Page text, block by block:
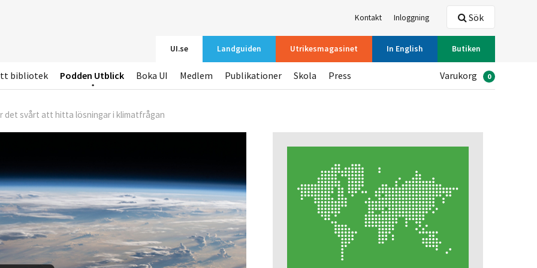
Kontakt Inloggning
UI.se Landguiden Utrikesmagasinet In English Butiken
Sök
bibliotek Podden Utblick Boka UI Medlem Publikationer Skola Press Varukorg 0
det svårt att hitta lösningar i klimatfrågan